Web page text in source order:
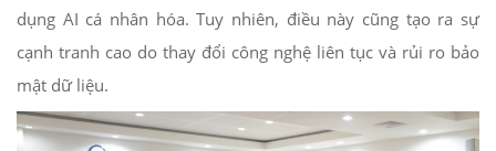
dụng AI cá nhân hóa. Tuy nhiên, điều này cũng tạo ra sự
cạnh tranh cao do thay đổi công nghệ liên tục và rủi ro bảo
mật dữ liệu.